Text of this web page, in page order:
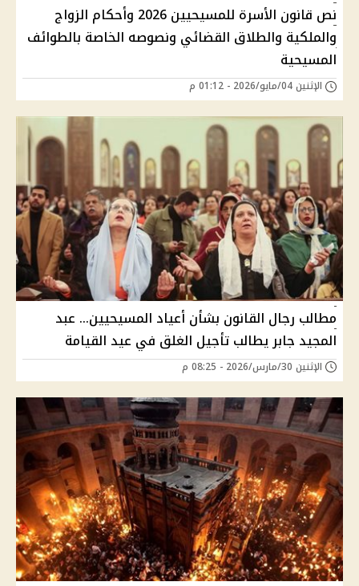
نص قانون الأسرة للمسيحيين 2026 وأحكام الزواج
والملكية والطلاق القضائي ونصوصه الخاصة بالطوائف
المسيحية
الإثنين 04/مايو/2026 - 01:12 م
مطالب رجال القانون بشأن أعياد المسيحيين… عبد
المجيد جابر يطالب تأجيل الغلق في عيد القيامة
الإثنين 30/مارس/2026 - 08:25 م